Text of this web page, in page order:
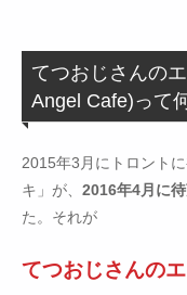
てつおじさんの
Angel Cafe)って
2015年3月にトロント
キ」が、 2016年4月に
た。それが
てつおじさんの